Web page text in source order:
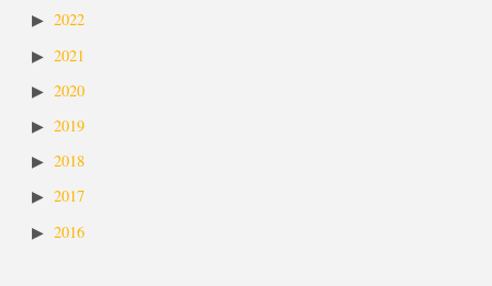
2022
2021
2020
2019
2018
2017
2016